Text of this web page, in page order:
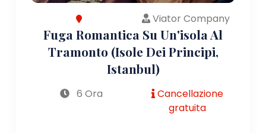
Viator Company
Fuga Romantica Su Un'isola Al
Tramonto (Isole Dei Principi,
Istanbul)
6 Ora
Cancellazione
gratuita